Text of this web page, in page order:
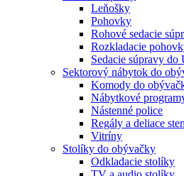
Leňošky
Pohovky
Rohové sedacie
Rozkladacie
Sedacie súpravy do
Sektorový nábytok do
Komody do
Nábytkové
Nástenné police
Regály a deliace
Vitríny
Stolíky do obývačky
Odkladacie stolíky